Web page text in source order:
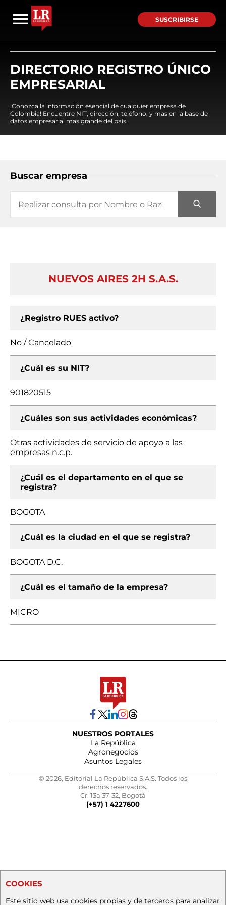
SUSCRIBIRSE
DIRECTORIO REGISTRO ÚNICO
EMPRESARIAL
¡Conozca la información esencial de cualquier empresa de
Colombia! Encuentre NIT, dirección, teléfono, y mas en la base de
datos empresarial mas grande del país.
Buscar empresa
NUEVOS AIRES 2H S.A.S.
¿Registro RUES activo?
No / Cancelado
¿Cuál es su NIT?
901820515
¿Cuáles son sus actividades económicas?
Otras actividades de servicio de apoyo a las
empresas n.c.p.
¿Cuál es el departamento en el que se
registra?
BOGOTA
¿Cuál es la ciudad en el que se registra?
BOGOTA D.C.
¿Cuál es el tamaño de la empresa?
MICRO
NUESTROS PORTALES
La República
Agronegocios
Asuntos Legales
© 2026, Editorial La República S.A.S. Todos los
derechos reservados.
Cr. 13a 37-32, Bogotá
(+57) 1 4227600
COOKIES
Este sitio web usa cookies propias y de terceros para analizar